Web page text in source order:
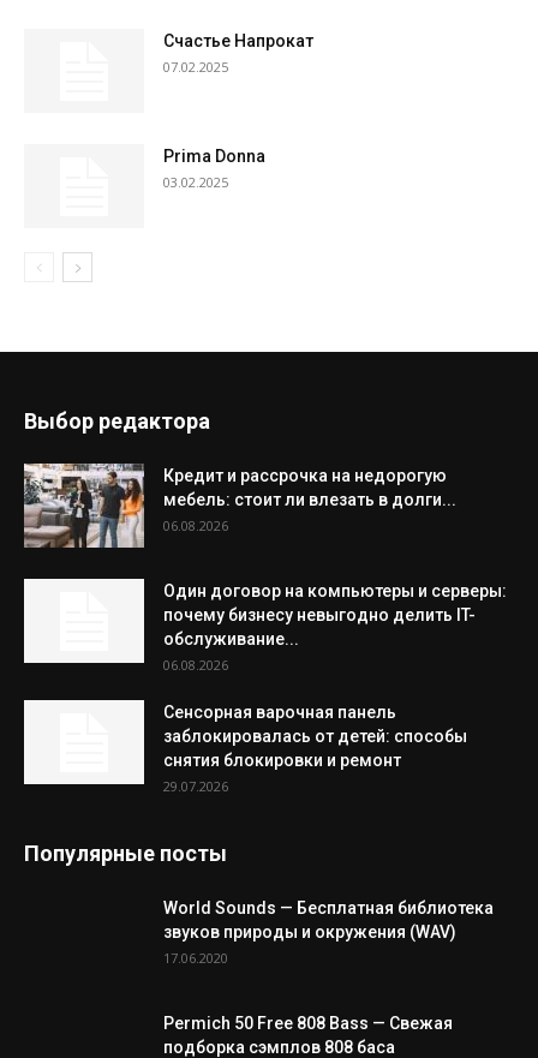
Счастье Напрокат
07.02.2025
Prima Donna
03.02.2025
Выбор редактора
Кредит и рассрочка на недорогую
мебель: стоит ли влезать в долги...
06.08.2026
Один договор на компьютеры и серверы:
почему бизнесу невыгодно делить IT-
обслуживание...
06.08.2026
Сенсорная варочная панель
заблокировалась от детей: способы
снятия блокировки и ремонт
29.07.2026
Популярные посты
World Sounds — Бесплатная библиотека
звуков природы и окружения (WAV)
17.06.2020
Permich 50 Free 808 Bass — Свежая
подборка сэмплов 808 баса